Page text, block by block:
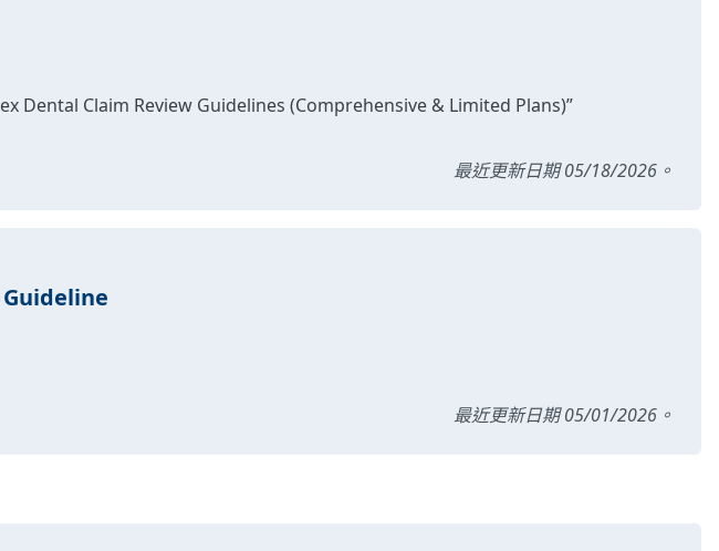
Dental Claim Review Guidelines (Comprehensive & Limited Plans)”
最近更新日期 05/18/2026。
最近更新日期 05/01/2026。